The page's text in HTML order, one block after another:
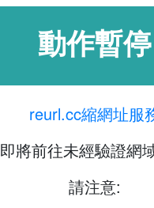
動作暫停
reurl.cc縮網址服
即將前往未經驗證網
請注意: